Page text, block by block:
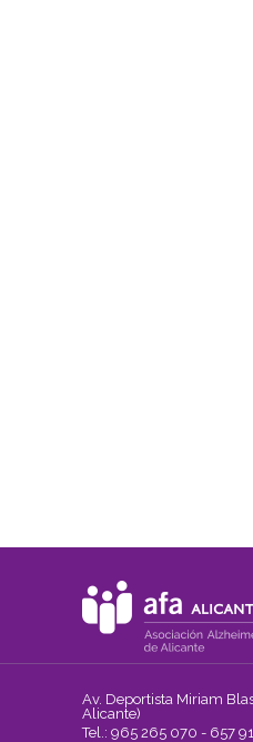
Av. Deportista Miriam
Alicante)
Tel.: 965 265 070 - 657